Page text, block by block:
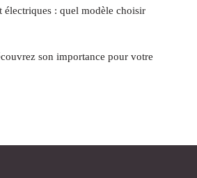
électriques : quel modèle choisir
son importance pour votre